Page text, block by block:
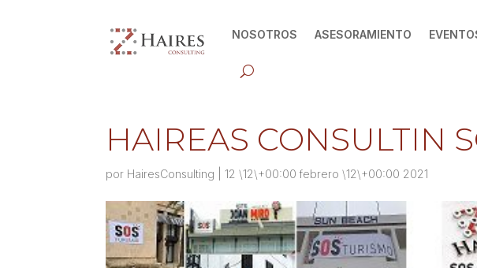
NOSOTROS ASESORAMIENTO
HAIREAS CONSULTIN
por HairesConsulting |12 \12\+00:00 febrero \12\+00:00 2021